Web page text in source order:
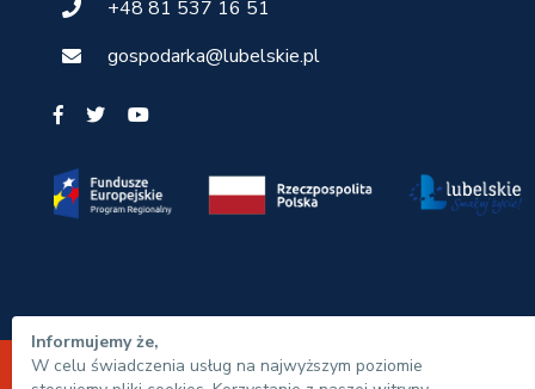
+48 81 537 16 51
gospodarka@lubelskie.pl
Informujemy że,
W celu świadczenia usług na najwyższym poziomie